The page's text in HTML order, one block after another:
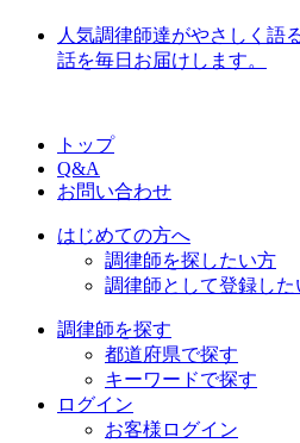
人気調律師達がやさしく語
話を毎日お届けします。
トップ
Q&A
お問い合わせ
はじめての方へ
調律師を探したい方
調律師として登録した
調律師を探す
都道府県で探す
キーワードで探す
ログイン
お客様ログイン